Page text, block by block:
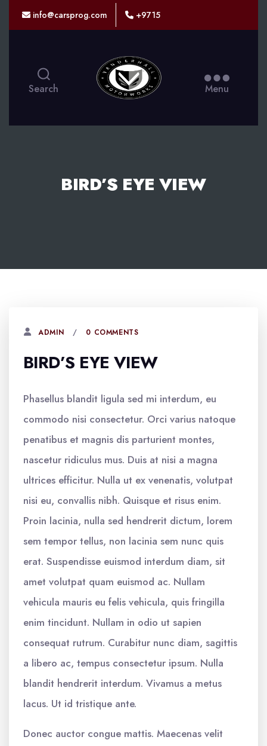
info@carsprog.com +9715
Search Menu
BIRD’S EYE VIEW
ADMIN 0 COMMENTS
BIRD’S EYE VIEW
Phasellus blandit ligula sed mi interdum, eu
commodo nisi consectetur. Orci varius natoque
penatibus et magnis dis parturient montes,
nascetur ridiculus mus. Duis at nisi a magna
ultrices efficitur. Nulla ut ex venenatis, volutpat
nisi eu, convallis nibh. Quisque et risus enim.
Proin lacinia, nulla sed hendrerit dictum, lorem
sem tempor tellus, non lacinia sem nunc quis
erat. Suspendisse euismod interdum diam, sit
amet volutpat quam euismod ac. Nullam
vehicula mauris eu felis vehicula, quis fringilla
enim tincidunt. Nullam in odio ut sapien
consequat rutrum. Curabitur nunc diam, sagittis
a libero ac, tempus consectetur ipsum. Nulla
blandit hendrerit interdum. Vivamus a metus
lacus. Ut id tristique ante.
Donec auctor congue mattis. Maecenas velit